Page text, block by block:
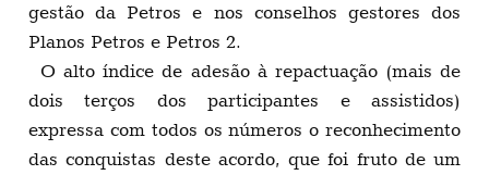
gestão da Petros e nos conselhos gestores dos
Planos Petros e Petros 2.
O alto índice de adesão à repactuação (mais de
dois terços dos participantes e assistidos)
expressa com todos os números o reconhecimento
das conquistas deste acordo, que foi fruto de um